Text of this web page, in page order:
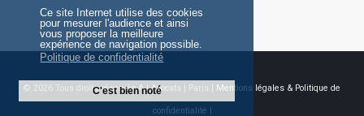
Ce site Internet utilise des cookies
pour mesurer l'audience et ainsi
vous proposer la meilleure
expérience de navigation possible.
Politique de confidentialité
C'est bien noté
© 2026 Tous droits réservés AJ Avocats | Paris | Mentions légales & Politique de
confidentialité |